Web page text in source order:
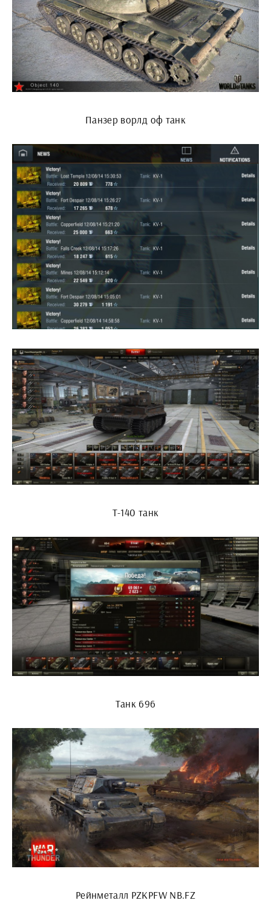
Панзер ворлд оф танк
Т-140 танк
Танк 696
Рейнметалл PZKPFW NB.FZ